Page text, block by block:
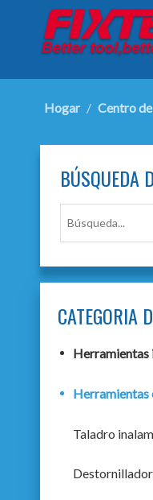
Hogar / Centro
BÚSQUEDA
CATEGORIA
Herramientas
Taladro